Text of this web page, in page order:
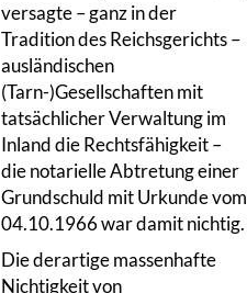
versagte – ganz in der
Tradition des Reichsgerichts –
ausländischen
(Tarn-)Gesellschaften mit
tatsächlicher Verwaltung im
Inland die Rechtsfähigkeit –
die notarielle Abtretung einer
Grundschuld mit Urkunde vom
04.10.1966 war damit nichtig.
Die derartige massenhafte
Nichtigkeit von